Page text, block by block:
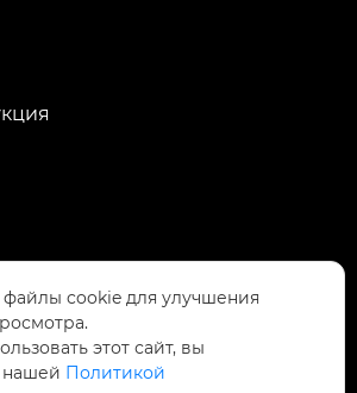
уезд Чаншунь,
Гуйчжоу
cookie для улучшения
этот сайт, вы
нашей Политикой